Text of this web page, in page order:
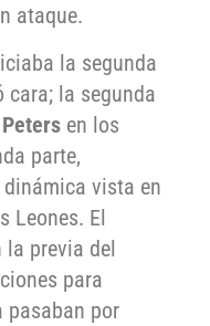
ataque.
la segunda
la segunda
en los
parte,
vista en
Leones. El
la previa del
para
pasaban por